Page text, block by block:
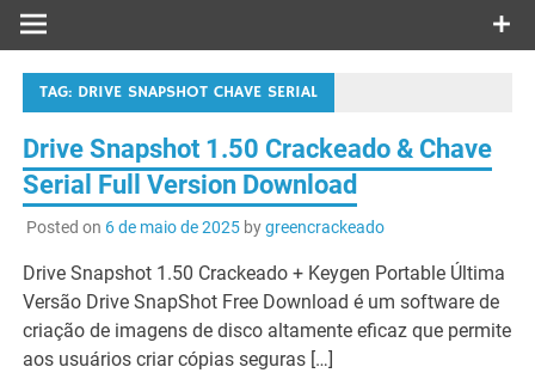
TAG: DRIVE SNAPSHOT CHAVE SERIAL
Drive Snapshot 1.50 Crackeado & Chave
Serial Full Version Download
Posted on 6 de maio de 2025bygreencrackeado
Drive Snapshot 1.50 Crackeado + Keygen Portable Última
Versão Drive SnapShot Free Download é um software de
criação de imagens de disco altamente eficaz que permite
aos usuários criar cópias seguras […]